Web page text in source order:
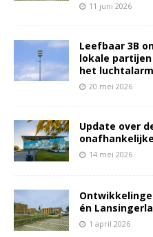
11 juni 2026
Leefbaar 3B
lokale
het
20 mei 2026
Update over
14 mei 2026
én
1 april 2026